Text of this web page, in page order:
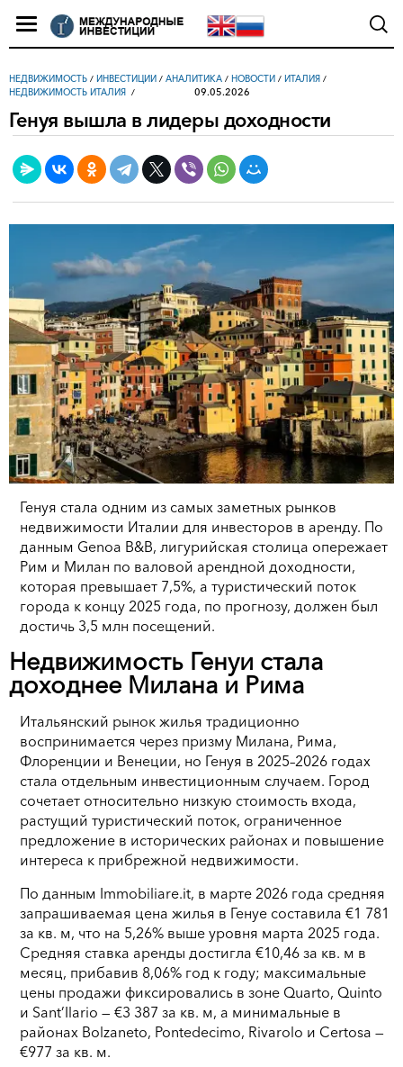
НЕДВИЖИМОСТЬ / ИНВЕСТИЦИИ / АНАЛИТИКА / НОВОСТИ / ИТАЛИЯ /
НЕДВИЖИМОСТЬ ИТАЛИЯ
09.05.2026
Генуя вышла в лидеры доходности
Генуя стала одним из самых заметных рынков
недвижимости Италии для инвесторов в аренду. По
данным Genoa B&B, лигурийская столица опережает
Рим и Милан по валовой арендной доходности,
которая превышает 7,5%, а туристический поток
города к концу 2025 года, по прогнозу, должен был
достичь 3,5 млн посещений.
Недвижимость Генуи стала
доходнее Милана и Рима
Итальянский рынок жилья традиционно
воспринимается через призму Милана, Рима,
Флоренции и Венеции, но Генуя в 2025–2026 годах
стала отдельным инвестиционным случаем. Город
сочетает относительно низкую стоимость входа,
растущий туристический поток, ограниченное
предложение в исторических районах и повышение
интереса к прибрежной недвижимости.
По данным Immobiliare.it, в марте 2026 года средняя
запрашиваемая цена жилья в Генуе составила €1 781
за кв. м, что на 5,26% выше уровня марта 2025 года.
Средняя ставка аренды достигла €10,46 за кв. м в
месяц, прибавив 8,06% год к году; максимальные
цены продажи фиксировались в зоне Quarto, Quinto
и Sant’Ilario — €3 387 за кв. м, а минимальные в
районах Bolzaneto, Pontedecimo, Rivarolo и Certosa —
€977 за кв. м.